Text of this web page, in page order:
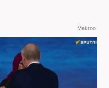
Makroo